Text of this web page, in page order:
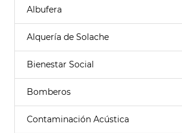
Albufera
Alquería de Solache
Bienestar Social
Bomberos
Contaminación Acústica